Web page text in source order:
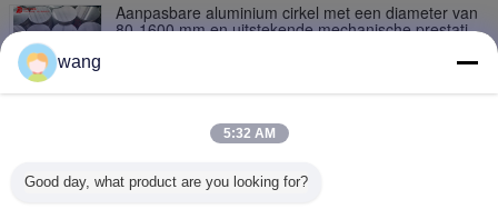
Aanpasbare aluminium cirkel met een diameter van
80-1600 mm en uitstekende mechanische prestaties
verschillende keukenartikelen met een dikte van 0,3
tot 6 millimeter
80-1600 mm Export aluminium cirkel, aanpasbaar,
wang
5:32 AM
Good day, what product are you looking for?